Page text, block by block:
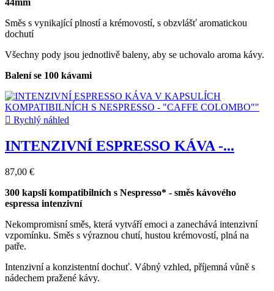
Směs s vynikající plností a krémovostí, s obzvlášť aromatickou
dochutí
Všechny pody jsou jednotlivě baleny, aby se uchovalo aroma kávy.
Balení se 100 kávami
 Rychlý náhled
INTENZIVNÍ ESPRESSO KÁVA -...
87,00 €
300 kapslí kompatibilních s Nespresso* - směs kávového
espressa intenzivní
Nekompromisní směs, která vytváří emoci a zanechává intenzivní
vzpomínku. Směs s výraznou chutí, hustou krémovostí, plná na
patře.
Intenzivní a konzistentní dochuť. Vábný vzhled, příjemná vůně s
nádechem pražené kávy.